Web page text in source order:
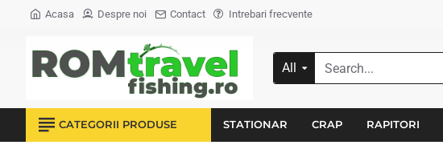
Acasa Despre noi Contact Intrebari frecvente
All
Search...
CATEGORII PRODUSE STATIONAR CRAP RAPITORI